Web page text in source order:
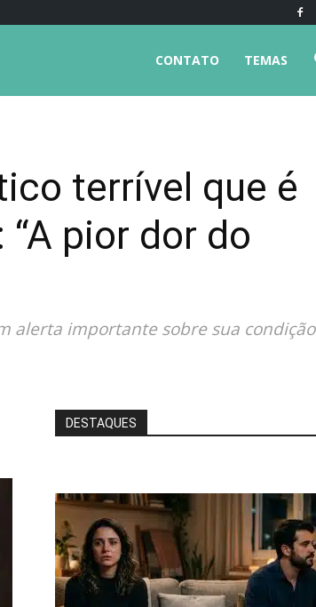
TEMAS
CONTATO
terrível que é
pior dor do
alerta importante sobre sua condição
DESTAQUES